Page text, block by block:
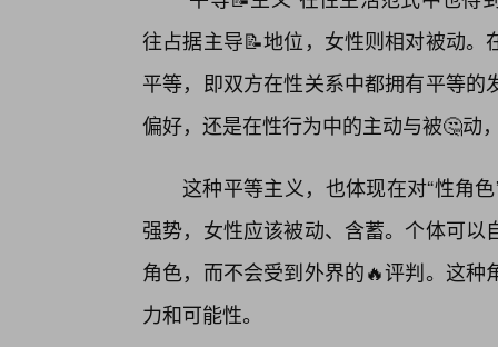
往占据主导📝地位，女性则相对被动
平等，即双方在性关系中都拥有平等
偏好，还是在性行为中的主动与被🤔动
这种平等主义，也体现在对“性角
强势，女性应该被动、含蓄。个体可
角色，而不会受到外界的🔥评判。这
力和可能性。